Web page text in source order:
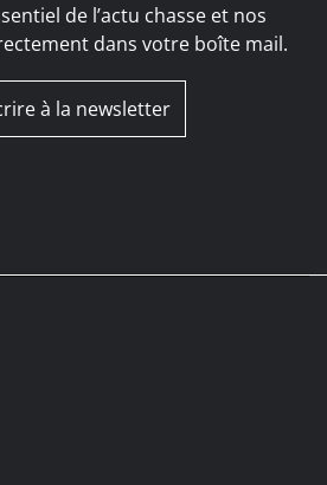
de l’actu chasse et nos
dans votre boîte mail.
à la newsletter